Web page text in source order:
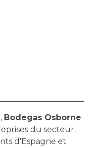
Bodegas Osborne
du secteur
d'Espagne et